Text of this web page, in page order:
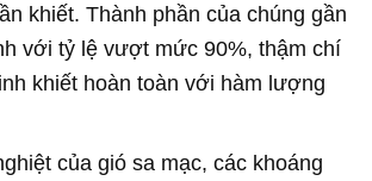
khiết. Thành phần của chúng gần
với tỷ lệ vượt mức 90%, thậm chí
khiết hoàn toàn với hàm lượng
của gió sa mạc, các khoáng